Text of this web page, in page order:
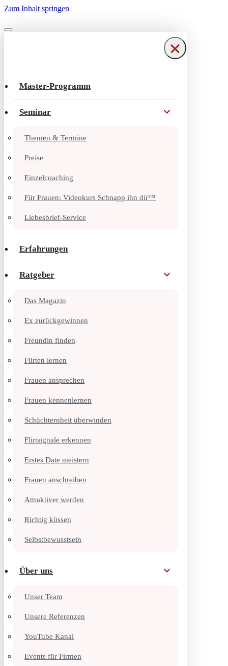
Zum Inhalt springen
Navigationsmenü
Navigationsmenü
Master-Programm
Seminar
Themen & Termine
Preise
Einzelcoaching
Für Frauen: Videokurs Schnapp ihn dir™
Liebesbrief-Service
Erfahrungen
Ratgeber
Das Magazin
Ex zurückgewinnen
Freundin finden
Flirten lernen
Frauen ansprechen
Frauen kennenlernen
Schüchternheit überwinden
Flirtsignale erkennen
Erstes Date meistern
Frauen anschreiben
Attraktiver werden
Richtig küssen
Selbstbewusstsein
Über uns
Unser Team
Unsere Referenzen
YouTube Kanal
Events für Firmen